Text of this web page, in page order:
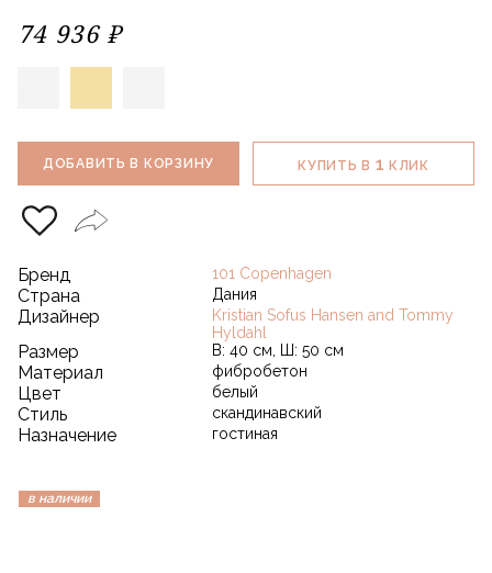
74 936 ₽
ДОБАВИТЬ В КОРЗИНУ КУПИТЬ В 1 КЛИК
Бренд 101 Copenhagen
Страна Дания
Дизайнер
Kristian Sofus Hansen and Tommy
Hyldahl
Размер В: 40 см, Ш: 50 см
Материал фибробетон
Цвет белый
Стиль скандинавский
Назначение гостиная
в наличии